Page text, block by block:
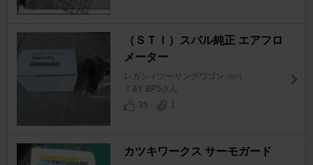
（ＳＴＩ）スバル純正 エアフロ
メーター
レガシィツーリングワゴン
Ｔ&Y BP5さん
35
1
カツキワークス サーモガード